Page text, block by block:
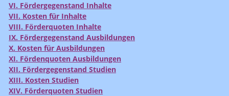
VI. Fördergegenstand Inhalte
VII. Kosten für Inhalte
VIII. Förderquoten Inhalte
IX. Fördergegenstand Ausbildungen
X. Kosten für Ausbildungen
XI. Fördenquoten Ausbildungen
XII. Fördergegenstand Studien
XIII. Kosten Studien
XIV. Förderquoten Studien